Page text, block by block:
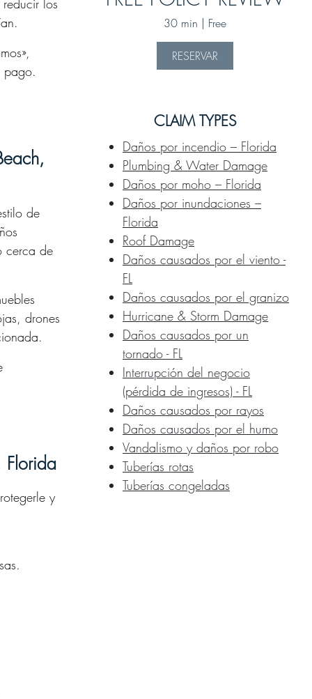
los
pago.
de
cerca de
drones
Florida
y
30 min | Free
RESERVAR
CLAIM TYPES
Daños por incendio – Florida
Plumbing & Water Damage
Daños por moho – Florida
Daños por inundaciones –
Florida
Roof Damage
Daños causados por el viento -
FL
Daños causados por el granizo
Hurricane & Storm Damage
Daños causados por un
tornado - FL
Interrupción del negocio
(pérdida de ingresos) - FL
Daños causados por rayos
Daños causados por el humo
Vandalismo y daños por robo
Tuberías rotas
Tuberías congeladas